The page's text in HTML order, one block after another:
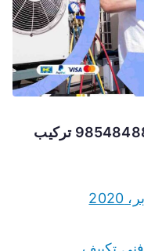
فني تكييف هندي الشعب البحري 98548488 تركيب